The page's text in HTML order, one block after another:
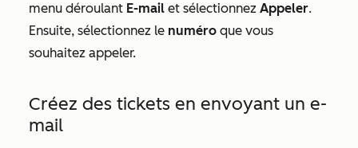
menu déroulant E-mail et sélectionnez Appeler.
Ensuite, sélectionnez le numéro que vous
souhaitez appeler.
Créez des tickets en envoyant un e-
mail